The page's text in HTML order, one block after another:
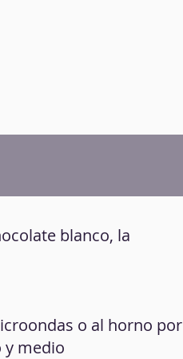
blanco, la
o al horno por
y medio